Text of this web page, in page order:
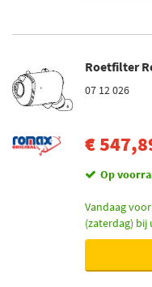
Roetfilter
07 12 026
€
Op
Vandaag
(zaterdag) bij